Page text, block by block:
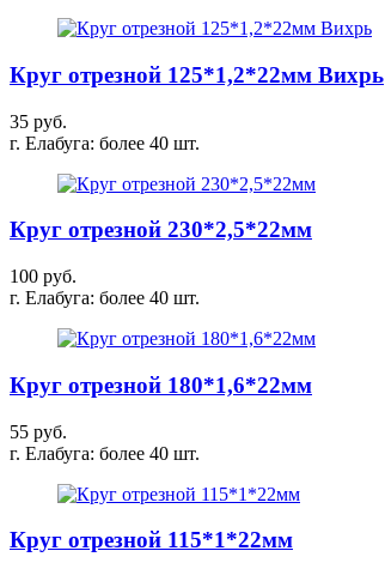
Круг отрезной 125*1,2*22мм Вихрь
35 руб.
г. Елабуга: более 40 шт.
Круг отрезной 230*2,5*22мм
100 руб.
г. Елабуга: более 40 шт.
Круг отрезной 180*1,6*22мм
55 руб.
г. Елабуга: более 40 шт.
Круг отрезной 115*1*22мм